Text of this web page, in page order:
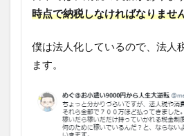
時点で納税しなければなりませ
僕は法人化しているので、法人
ます。